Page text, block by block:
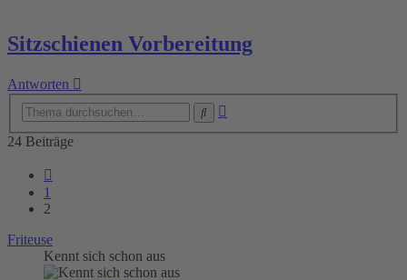
Sitzschienen Vorbereitung
Antworten
24 Beiträge
1
2
Friteuse
Kennt sich schon aus